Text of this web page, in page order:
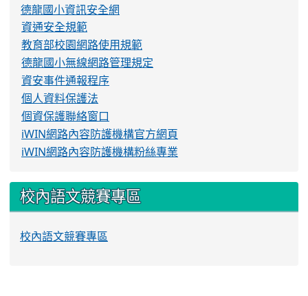
德龍國小資訊安全網
資通安全規範
教育部校園網路使用規範
德龍國小無線網路管理規定
資安事件通報程序
個人資料保護法
個資保護聯絡窗口
iWIN網路內容防護機構官方網頁
iWIN網路內容防護機構粉絲專業
校內語文競賽專區
校內語文競賽專區